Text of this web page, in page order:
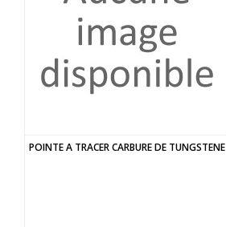
POINTE A TRACER CARBURE DE TUNGSTENE